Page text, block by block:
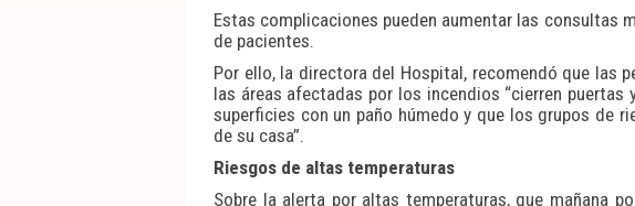
Estas complicaciones pueden aumentar las consultas
de pacientes.
Por ello, la directora del Hospital, recomendó que las
las áreas afectadas por los incendios “cierren
superficies con un paño húmedo y que los grupos de
de su casa”.
Riesgos de altas temperaturas
Sobre la alerta por altas temperaturas, que mañana